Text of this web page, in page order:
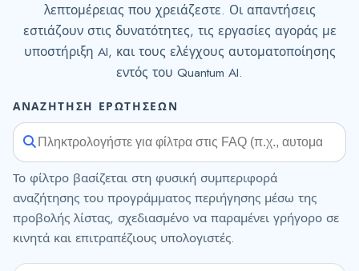
λεπτομέρειας που χρειάζεστε. Οι απαντήσεις
εστιάζουν στις δυνατότητες, τις εργασίες αγοράς με
υποστήριξη AI, και τους ελέγχους αυτοματοποίησης
εντός του Quantum AI.
ΑΝΑΖΉΤΗΣΗ ΕΡΩΤΉΣΕΩΝ
Το φίλτρο βασίζεται στη φυσική συμπεριφορά
αναζήτησης του προγράμματος περιήγησης μέσω της
προβολής λίστας, σχεδιασμένο να παραμένει γρήγορο σε
κινητά και επιτραπέζιους υπολογιστές.